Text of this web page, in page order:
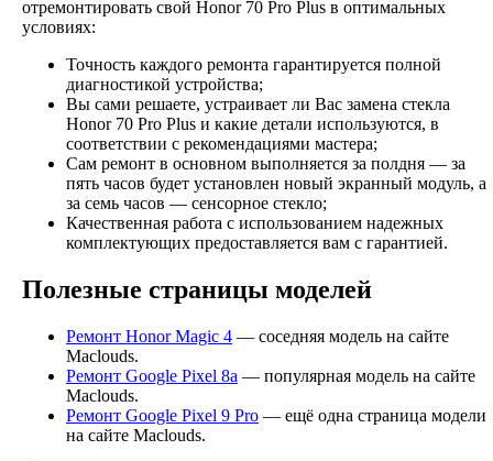
отремонтировать свой Honor 70 Pro Plus в оптимальных
условиях:
Точность каждого ремонта гарантируется полной
диагностикой устройства;
Вы сами решаете, устраивает ли Вас замена стекла
Honor 70 Pro Plus и какие детали используются, в
соответствии с рекомендациями мастера;
Сам ремонт в основном выполняется за полдня — за
пять часов будет установлен новый экранный модуль, а
за семь часов — сенсорное стекло;
Качественная работа с использованием надежных
комплектующих предоставляется вам с гарантией.
Полезные страницы моделей
Ремонт Honor Magic 4 — соседняя модель на сайте
Maclouds.
Ремонт Google Pixel 8a — популярная модель на сайте
Maclouds.
Ремонт Google Pixel 9 Pro — ещё одна страница модели
на сайте Maclouds.